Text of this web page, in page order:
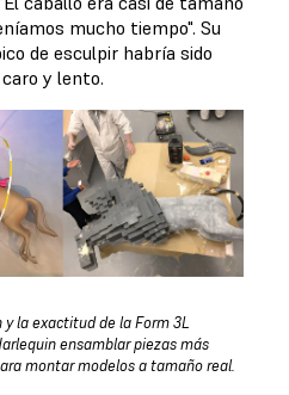
mucho tiempo". Su
de esculpir habría sido
y lento.
y la exactitud de la Form 3L
ensamblar piezas más
montar modelos a tamaño real.